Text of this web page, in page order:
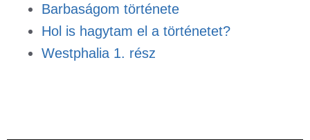
Barbaságom története
Hol is hagytam el a történetet?
Westphalia 1. rész